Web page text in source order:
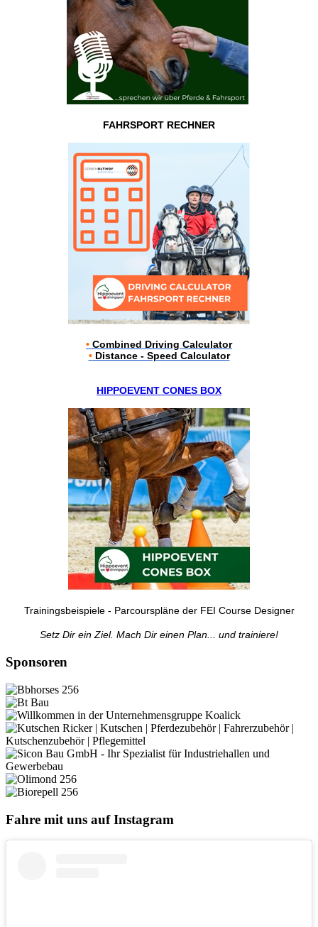
FAHRSPORT RECHNER
• Combined Driving Calculator
•Distance - Speed Calculator
HIPPOEVENT CONES BOX
Trainingsbeispiele - Parcourspläne der FEI Course Designer
Setz Dir ein Ziel. Mach Dir einen Plan... und trainiere!
Sponsoren
Fahre mit uns auf Instagram